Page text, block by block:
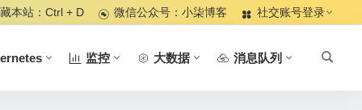
本站：Ctrl + D 微信公众号：小柒博客 社交账号登录
监控 大数据 消息队列